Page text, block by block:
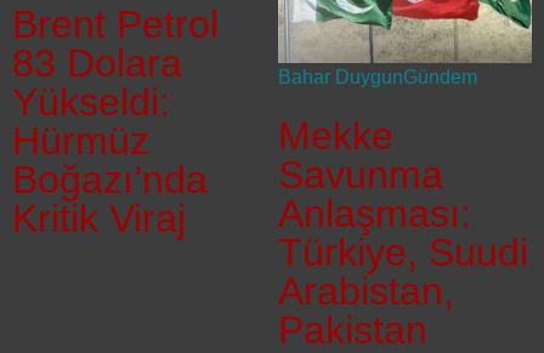
Brent Petrol
83 Dolara
Yükseldi:
Hürmüz
Boğazı’nda
Kritik Viraj
Bahar DuygunGündem
Mekke
Savunma
Anlaşması:
Türkiye, Suudi
Arabistan,
Pakistan